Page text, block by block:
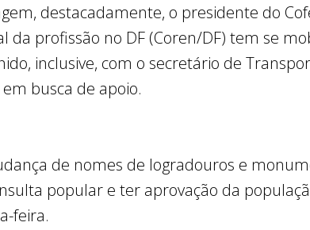
destacadamente, o presidente do
da profissão no DF (Coren/DF) tem se
inclusive, com o secretário de
busca de apoio.
de nomes de logradouros e
popular e ter aprovação da
feira.